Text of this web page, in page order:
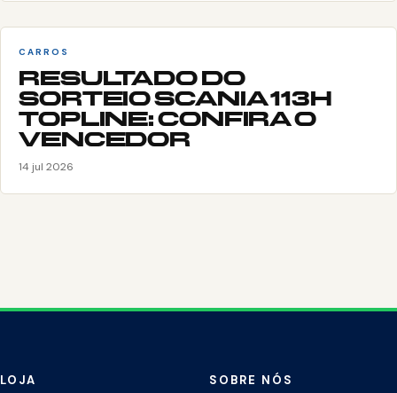
CARROS
RESULTADO DO
SORTEIO SCANIA 113H
TOPLINE: CONFIRA O
VENCEDOR
14 jul 2026
LOJA SOBRE NÓS